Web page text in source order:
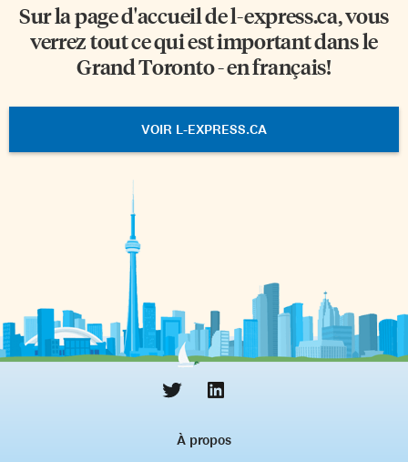
Sur la page d'accueil del-express.ca, vous
verrez tout ce qui est important dans le
Grand Toronto - en français!
VOIR L-EXPRESS.CA
À propos